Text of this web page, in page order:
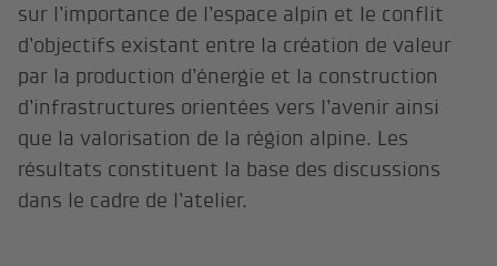
sur l’importance de l’espace alpin et le conflit
d’objectifs existant entre la création de valeur
par la production d’énergie et la construction
d’infrastructures orientées vers l’avenir ainsi
que la valorisation de la région alpine. Les
résultats constituent la base des discussions
dans le cadre de l’atelier.